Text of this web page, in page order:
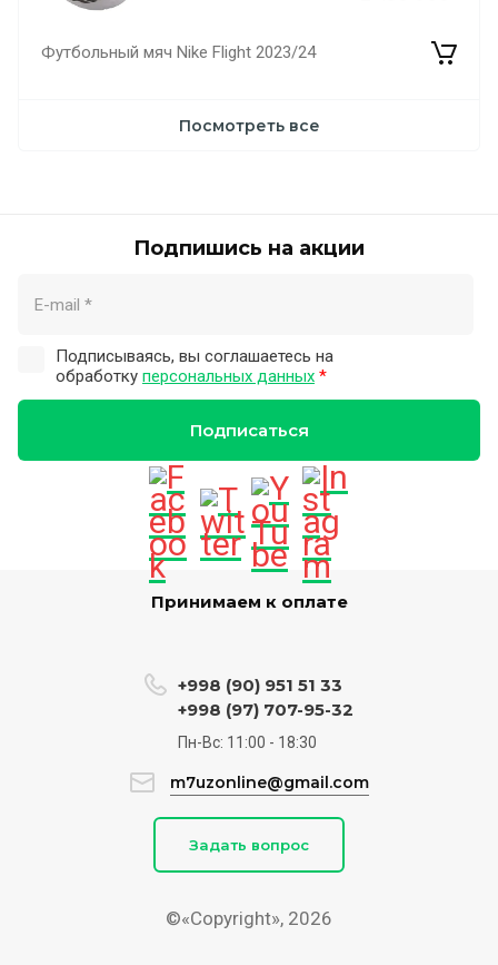
Футбольный мяч Nike Flight 2023/24
Посмотреть все
Подпишись на акции
Подписываясь, вы соглашаетесь на
обработку персональных данных *
Подписаться
Принимаем к оплате
©«Copyright», 2026
+998 (90) 951 51 33
+998 (97) 707-95-32
Пн-Вс: 11:00 - 18:30
m7uzonline@gmail.com
Задать вопрос